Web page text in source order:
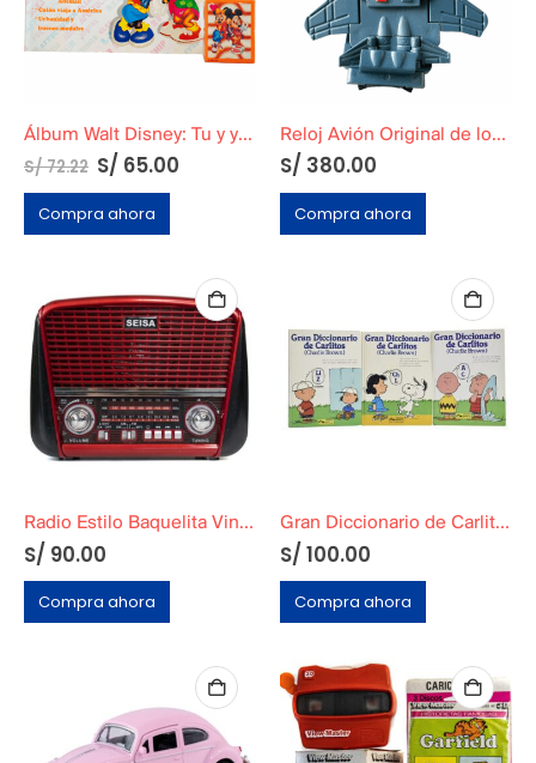
Álbum Walt Disney: Tu y yo en Tapa Blanda
S/72.22 S/ 65.00
Compra ahora
Reloj Avión Original de los años 80 azul
S/ 380.00
Compra ahora
Radio Estilo Baquelita Vintage Rojo
S/ 90.00
Compra ahora
Gran Diccionario de Carlitos (Charlie Brown)
S/ 100.00
Compra ahora